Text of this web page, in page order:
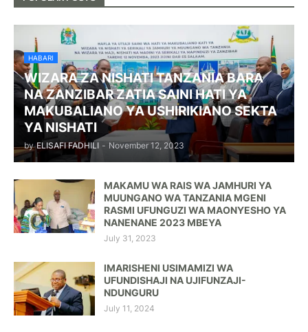
HABARI
WIZARA ZA NISHATI TANZANIA BARA
NA ZANZIBAR ZATIA SAINI HATI YA
MAKUBALIANO YA USHIRIKIANO SEKTA
YA NISHATI
by ELISAFI FADHILI - November 12, 2023
MAKAMU WA RAIS WA JAMHURI YA
MUUNGANO WA TANZANIA MGENI
RASMI UFUNGUZI WA MAONYESHO YA
NANENANE 2023 MBEYA
July 31, 2023
IMARISHENI USIMAMIZI WA
UFUNDISHAJI NA UJIFUNZAJI-
NDUNGURU
July 11, 2024